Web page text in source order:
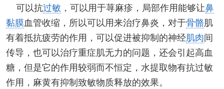
可以抗过敏 ，可以用于荨麻疹，局部作用能够让鼻
黏膜血管收缩，所以可以用来治疗鼻炎，对于骨骼肌
有着抵抗疲劳的作用，可以促进被抑制的神经肌肉间
传导，也可以治疗重症肌无力的问题，还会引起高血
糖，但是它的作用较弱而不恒定，水提取物有抗过敏
作用，麻黄有抑制致敏物质释放的效果。